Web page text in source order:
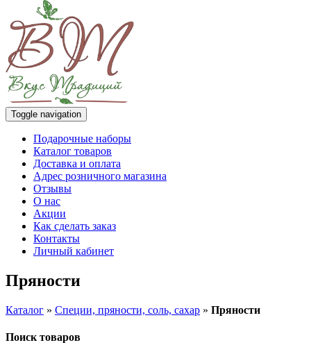
Toggle navigation
Подарочные наборы
Каталог товаров
Доставка и оплата
Адрес розничного магазина
Отзывы
О нас
Акции
Как сделать заказ
Контакты
Личный кабинет
Пряности
Каталог » Специи, пряности, соль, сахар » Пряности
Поиск товаров